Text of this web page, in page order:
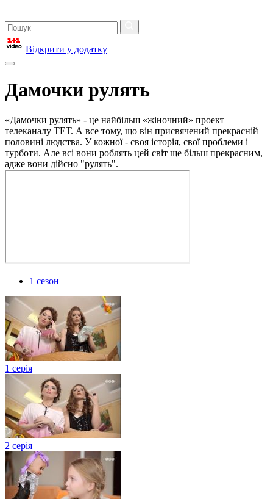
Відкрити у додатку
Дамочки рулять
«Дамочки рулять» - це найбільш «жіночний» проект
телеканалу ТЕТ. А все тому, що він присвячений прекрасній
половині людства. У кожної - своя історія, свої проблеми і
турботи. Але всі вони роблять цей світ ще більш прекрасним,
адже вони дійсно "рулять".
1 сезон
1 серія
2 серія